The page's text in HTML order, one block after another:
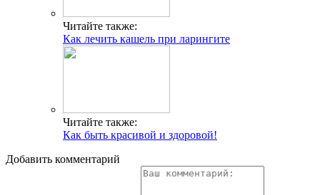
Читайте также:
Как лечить кашель при ларингите
Читайте также:
Как быть красивой и здоровой!
Добавить комментарий